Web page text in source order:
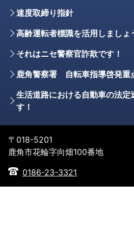
速度取締り指針
高齢運転者標識を活用しましょ
それはニセ警察官詐欺です！
鹿角警察署 自転車指導啓発重
生活道路における自動車の法定
す！
〒018-5201
鹿角市花輪字向畑100番地
0186-23-3321